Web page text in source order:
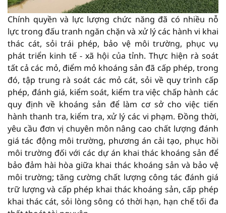
Chính quyền và lực lượng chức năng đã có nhiều nỗ
lực trong đấu tranh ngăn chặn và xử lý các hành vi khai
thác cát, sỏi trái phép, bảo vệ môi trường, phục vụ
phát triển kinh tế - xã hội của tỉnh. Thực hiện rà soát
tất cả các mỏ, điểm mỏ khoáng sản đã cấp phép, trong
đó, tập trung rà soát các mỏ cát, sỏi về quy trình cấp
phép, đánh giá, kiểm soát, kiểm tra việc chấp hành các
quy định về khoáng sản để làm cơ sở cho việc tiến
hành thanh tra, kiểm tra, xử lý các vi phạm. Đồng thời,
yêu cầu đơn vị chuyên môn nâng cao chất lượng đánh
giá tác động môi trường, phương án cải tạo, phục hồi
môi trường đối với các dự án khai thác khoáng sản để
bảo đảm hài hòa giữa khai thác khoáng sản và bảo vệ
môi trường; tăng cường chất lượng công tác đánh giá
trữ lượng và cấp phép khai thác khoáng sản, cấp phép
khai thác cát, sỏi lòng sông có thời hạn, hạn chế tối đa